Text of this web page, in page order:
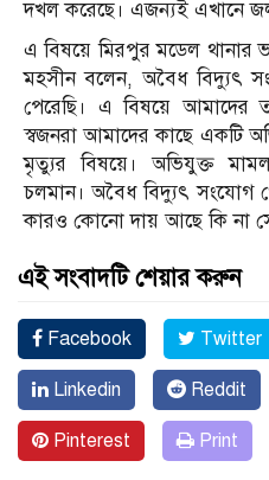
দখল করেছে। এজন্যই এখানে
এ বিষয়ে মিরপুর মডেল থানার
মহসীন বলেন, অবৈধ বিদ্যুৎ
পেরেছি। এ বিষয়ে আমাদের
স্বজনরা আমাদের কাছে একটি
মৃত্যুর বিষয়ে। অভিযুক্ত
চলমান। অবৈধ বিদ্যুৎ সংযোগ
কারও কোনো দায় আছে কি না
এই সংবাদটি শেয়ার করুন
Facebook Twitter
Linkedin Reddit
Pinterest Print